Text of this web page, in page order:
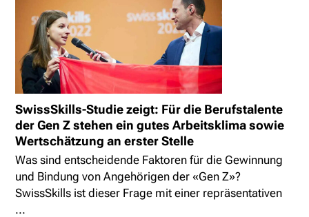
SwissSkills-Studie zeigt: Für die Berufstalente
der Gen Z stehen ein gutes Arbeitsklima sowie
Wertschätzung an erster Stelle
Was sind entscheidende Faktoren für die Gewinnung
und Bindung von Angehörigen der «Gen Z»?
SwissSkills ist dieser Frage mit einer repräsentativen
...